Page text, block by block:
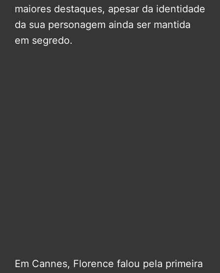
maiores destaques, apesar da identidade
da sua personagem ainda ser mantida
em segredo.
Em Cannes, Florence falou pela primeira